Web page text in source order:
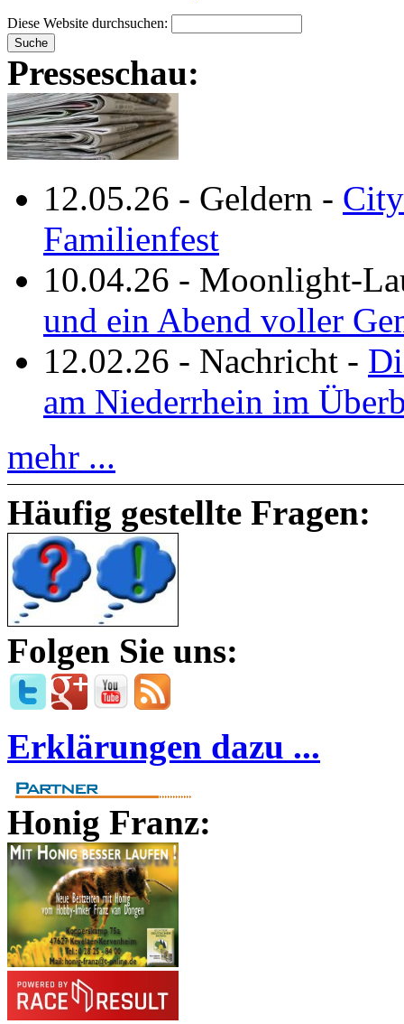
Diese Website durchsuchen:
Presseschau:
12.05.26 - Geldern -
Familienfest
10.04.26 - Moonlight-
und ein Abend voller
12.02.26 - Nachricht -
am Niederrhein im
mehr ...
Häufig gestellte Fragen:
Folgen Sie uns:
Erklärungen dazu ...
Honig Franz: